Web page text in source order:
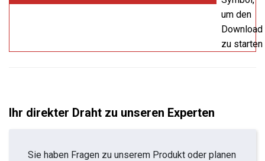
um den
Download
zu starten
Ihr direkter Draht zu unseren Experten
Sie haben Fragen zu unserem Produkt oder planen